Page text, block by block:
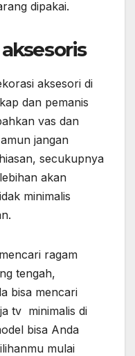
dipakai.
aksesori di
dan pemanis
vas dan
jangan
secukupnya
akan
minimalis
ragam
tengah,
bisa mencari
tv minimalis di
bisa Anda
mulai